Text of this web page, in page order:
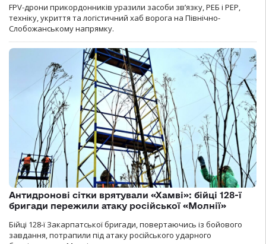
FPV-дрони прикордонників уразили засоби зв’язку, РЕБ і РЕР,
техніку, укриття та логістичний хаб ворога на Північно-
Слобожанському напрямку.
Антидронові сітки врятували «Хамві»: бійці 128-ї
бригади пережили атаку російської «Молнії»
Бійці 128-ї Закарпатської бригади, повертаючись із бойового
завдання, потрапили під атаку російського ударного